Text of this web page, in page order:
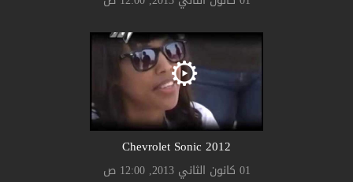
2012 Chevrolet Sonic
01 كانون الثاني 2013, 12:00 ص